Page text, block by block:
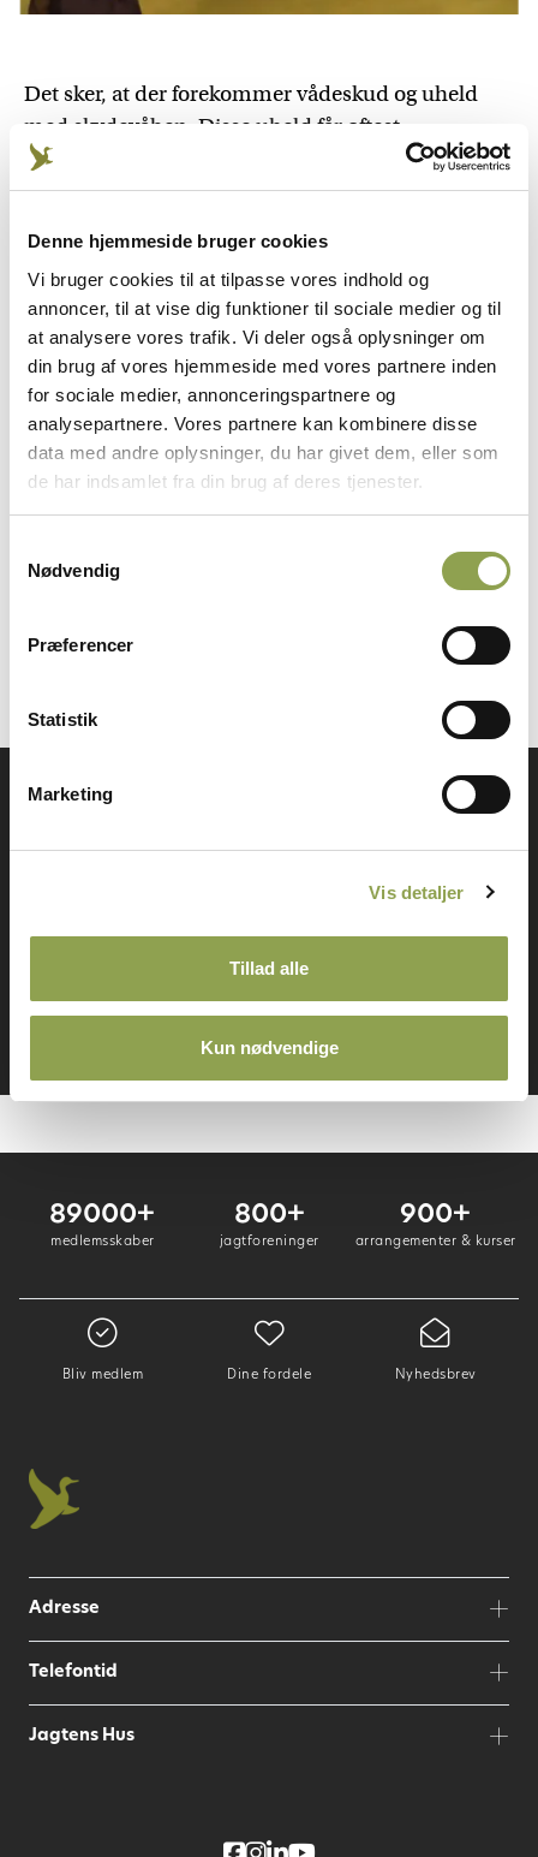
Denne hjemmeside bruger cookies
Vi bruger cookies til at tilpasse vores indhold og
annoncer, til at vise dig funktioner til sociale medier og til
at analysere vores trafik. Vi deler også oplysninger om
din brug af vores hjemmeside med vores partnere inden
for sociale medier, annonceringspartnere og
analysepartnere. Vores partnere kan kombinere disse
data med andre oplysninger, du har givet dem, eller som
de har indsamlet fra din brug af deres tjenester.
Nødvendig
Præferencer
Statistik
Marketing
Vis detaljer
Tillad alle
Kun nødvendige
Det sker, at der forekommer vådeskud og uheld
med skydevåben. Disse uheld får oftest
skæbnesvangre konsekvenser, når der er flere
sammen om jagten. De fleste uheld skyldes
menneskelige faktorer.
Mange uheld kan ofte reduceres væsentligt ved
den måde, jagten tilrettelægges på, så man sørger
for, at deltagerne bevarer overblikket over jagten.
Her gælder, at en kompetent jagtledelse er stærkt
medvirkende til at reducere uheld. Dog skyldes
enkelte uheld fejl på våben eller ammunition.
Veluddannede jægere, der har overblik – og kan
Få adgang til alt indhold &
mange fordele
Bliv medlem ➜
Bliv medlem Dine fordele Nyhedsbrev
89000+
medlemsskaber
800+
jagtforeninger
900+
arrangementer & kurser
Adresse
Telefontid
Jagtens Hus